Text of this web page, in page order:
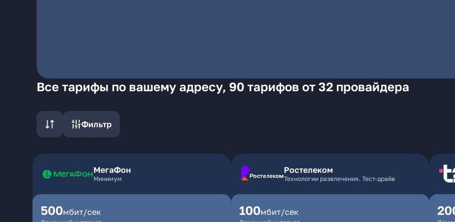
Все тарифы по вашему адресу, 90 тарифов от 32 провайдера
Фильтр
МегаФон
Минимум
500мбит/сек
Ростелеком
Технологии развлечения. Тест-драйв
100мбит/сек